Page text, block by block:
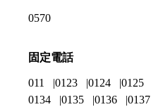
0570
固定電話
011 0123 0124 0125
0134
0135 0136 0137